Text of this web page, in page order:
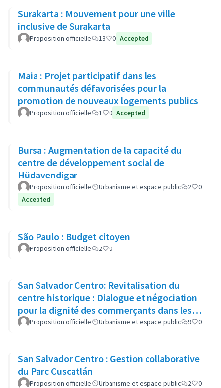
Surakarta : Mouvement pour une ville
inclusive de Surakarta
Proposition officielle 13 0 Accepted
Maia : Projet participatif dans les
communautés défavorisées pour la
promotion de nouveaux logements publics
Proposition officielle 1 0 Accepted
Bursa : Augmentation de la capacité du
centre de développement social de
Hüdavendigar
Proposition officielle Urbanisme et espace public 2
0
Accepted
São Paulo : Budget citoyen
Proposition officielle 2 0
San Salvador Centro: Revitalisation du
centre historique : Dialogue et négociation
pour la dignité des commerçants dans les
espaces publics
Proposition officielle Urbanisme et espace public 9 0
San Salvador Centro : Gestion collaborative
du Parc Cuscatlán
Proposition officielle Urbanisme et espace public 2 0